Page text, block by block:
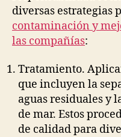
diversas estrategias
contaminación y
las compañías:
Tratamiento.
que incluyen la
aguas residuales y
de mar. Estos
de calidad para